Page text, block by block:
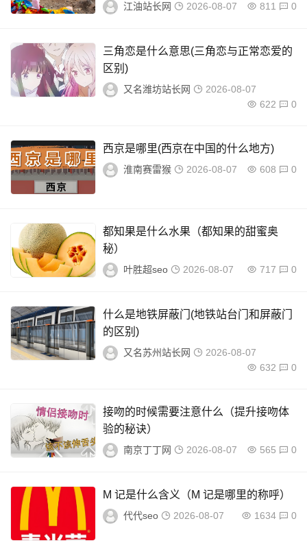
江油站长网 2026-08-07 811 0
三角恋是什么意思(三角恋与正常恋爱的
区别)
又名潍坊站长网
2026-08-07
622
0
西京是哪里(西京在中国的什么地方)
淮南赛雷猴 2026-08-07 608 0
都知果是什么水果（都知果的甜蜜奥
秘）
叶胜超seo 2026-08-07 717 0
什么是地铁屏蔽门(地铁站台门和屏蔽门
的区别)
又名苏州站长网
2026-08-07
632
0
接吻的时候需要注意什么（提升接吻体
验的秘诀）
南京丁丁网 2026-08-07 565 0
M 记是什么含义（M 记是哪里的称呼）
代代seo 2026-08-07 1634 0